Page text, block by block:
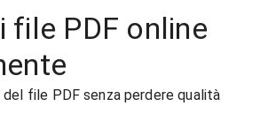
file PDF online
del file PDF senza perdere qualità